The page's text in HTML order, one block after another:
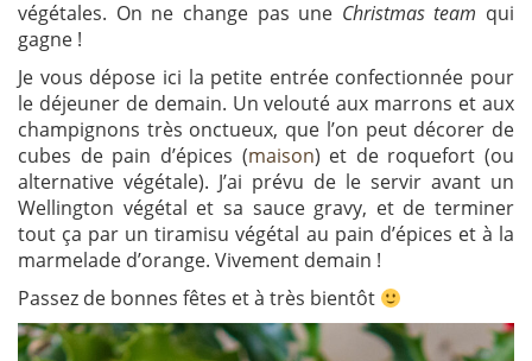
végétales. On ne change pas une Christmas team qui
gagne !
Je vous dépose ici la petite entrée confectionnée pour
le déjeuner de demain. Un velouté aux marrons et aux
champignons très onctueux, que l’on peut décorer de
cubes de pain d’épices (maison) et de roquefort (ou
alternative végétale). J’ai prévu de le servir avant un
Wellington végétal et sa sauce gravy, et de terminer
tout ça par un tiramisu végétal au pain d’épices et à la
marmelade d’orange. Vivement demain !
Passez de bonnes fêtes et à très bientôt